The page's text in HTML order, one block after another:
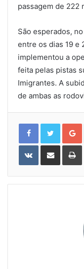
passagem de 222
São esperados,
entre os dias 19 e
implementou a
feita pelas pistas
Imigrantes. A
de ambas as
VKontakteShare
Email